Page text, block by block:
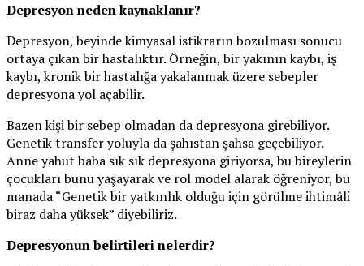
Depresyon neden kaynaklanır?
Depresyon, beyinde kimyasal istikrarın bozulması sonucu
ortaya çıkan bir hastalıktır. Örneğin, bir yakının kaybı, iş
kaybı, kronik bir hastalığa yakalanmak üzere sebepler
depresyona yol açabilir.
Bazen kişi bir sebep olmadan da depresyona girebiliyor.
Genetik transfer yoluyla da şahıstan şahsa geçebiliyor.
Anne yahut baba sık sık depresyona giriyorsa, bu bireylerin
çocukları bunu yaşayarak ve rol model alarak öğreniyor, bu
manada “Genetik bir yatkınlık olduğu için görülme ihtimâli
biraz daha yüksek” diyebiliriz.
Depresyonun belirtileri nelerdir?